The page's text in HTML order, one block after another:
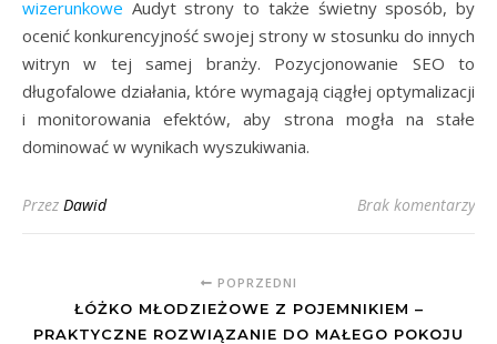
wizerunkowe Audyt strony to także świetny sposób, by
ocenić konkurencyjność swojej strony w stosunku do innych
witryn w tej samej branży. Pozycjonowanie SEO to
długofalowe działania, które wymagają ciągłej optymalizacji
i monitorowania efektów, aby strona mogła na stałe
dominować w wynikach wyszukiwania.
Przez Dawid Brak komentarzy
POPRZEDNI
ŁÓŻKO MŁODZIEŻOWE Z POJEMNIKIEM –
PRAKTYCZNE ROZWIĄZANIE DO MAŁEGO POKOJU